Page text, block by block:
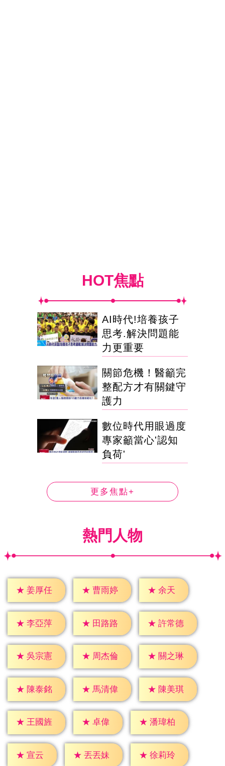
HOT焦點
AI時代!培養孩子
思考.解決問題能
力更重要
關節危機！醫籲完
整配方才有關鍵守
護力
數位時代用眼過度
專家籲當心'認知
負荷'
更多焦點+
熱門人物
★ 姜厚任 ★ 曹雨婷 ★ 余天
★ 李亞萍 ★ 田路路 ★ 許常德
★ 吳宗憲 ★ 周杰倫 ★ 關之琳
★ 陳泰銘 ★ 馬清偉 ★ 陳美琪
★ 王國旌 ★ 卓偉 ★ 潘瑋柏
★ 宣云 ★ 丟丟妹 ★ 徐莉玲